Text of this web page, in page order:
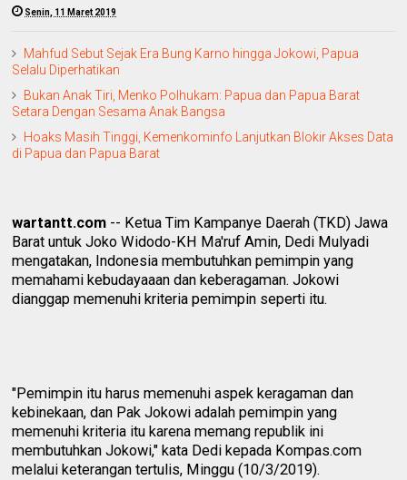
Senin, 11 Maret 2019
Mahfud Sebut Sejak Era Bung Karno hingga Jokowi, Papua
Selalu Diperhatikan
Bukan Anak Tiri, Menko Polhukam: Papua dan Papua Barat
Setara Dengan Sesama Anak Bangsa
Hoaks Masih Tinggi, Kemenkominfo Lanjutkan Blokir Akses Data
di Papua dan Papua Barat
wartantt.com -- Ketua Tim Kampanye Daerah (TKD) Jawa
Barat untuk Joko Widodo-KH Ma'ruf Amin, Dedi Mulyadi
mengatakan, Indonesia membutuhkan pemimpin yang
memahami kebudayaaan dan keberagaman. Jokowi
dianggap memenuhi kriteria pemimpin seperti itu.
"Pemimpin itu harus memenuhi aspek keragaman dan
kebinekaan, dan Pak Jokowi adalah pemimpin yang
memenuhi kriteria itu karena memang republik ini
membutuhkan Jokowi," kata Dedi kepada Kompas.com
melalui keterangan tertulis, Minggu (10/3/2019).